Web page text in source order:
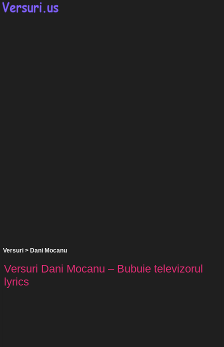
Versuri > Dani Mocanu
Versuri Dani Mocanu – Bubuie televizorul
lyrics